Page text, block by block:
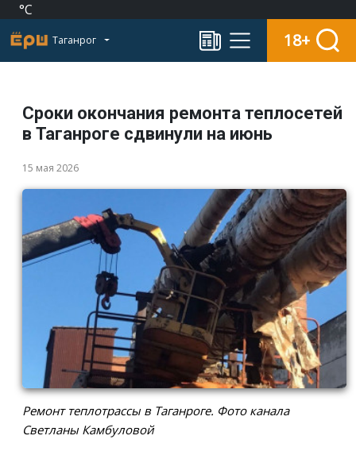
°C
Таганрог 18+
Сроки окончания ремонта теплосетей
в Таганроге сдвинули на июнь
15 мая 2026
Ремонт теплотрассы в Таганроге. Фото канала
Светланы Камбуловой